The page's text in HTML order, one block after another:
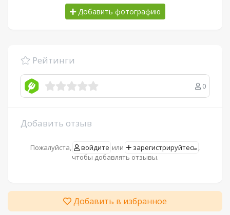
Добавить фотографию
Рейтинги
0
Добавить отзыв
Пожалуйста, войдите или зарегистрируйтесь ,
чтобы добавлять отзывы.
Добавить в избранное